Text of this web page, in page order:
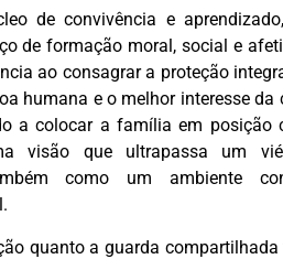
de convivência e
de formação moral, social e
ao consagrar a proteção
humana e o melhor interesse
a colocar a família em posição
visão que ultrapassa um
como um ambiente
quanto a guarda